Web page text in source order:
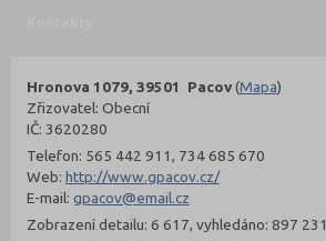
Hronova 1079, 39501 Pacov(Mapa)
Zřizovatel: Obecní
IČ: 3620280
Telefon: 565 442 911, 734 685 670
Web: http://www.gpacov.cz/
E-mail: gpacov@email.cz
Zobrazení detailu: 6 617, vyhledáno: 897 231